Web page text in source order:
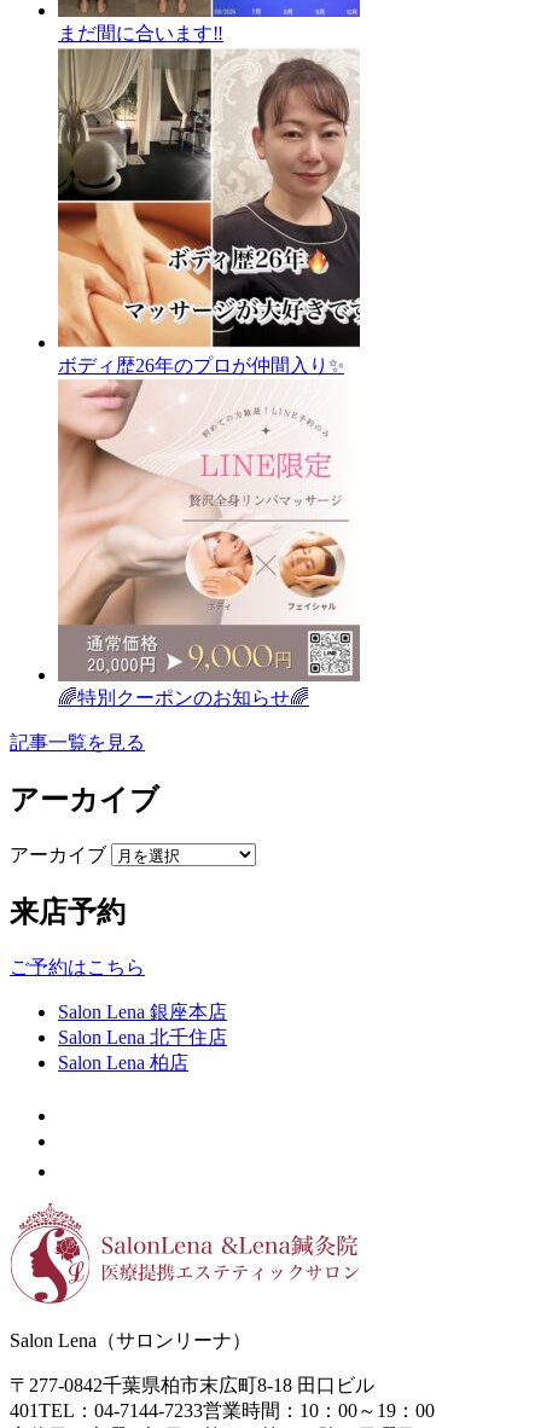
まだ間に合います‼️
ボディ歴26年のプロが仲間入り✨
🌈特別クーポンのお知らせ🌈
記事一覧を見る
アーカイブ
アーカイブ
来店予約
ご予約はこちら
Salon Lena 銀座本店
Salon Lena 北千住店
Salon Lena 柏店
Salon Lena（サロンリーナ）
〒277-0842千葉県柏市末広町8-18 田口ビル
401TEL：04-7144-7233営業時間：10：00～19：00